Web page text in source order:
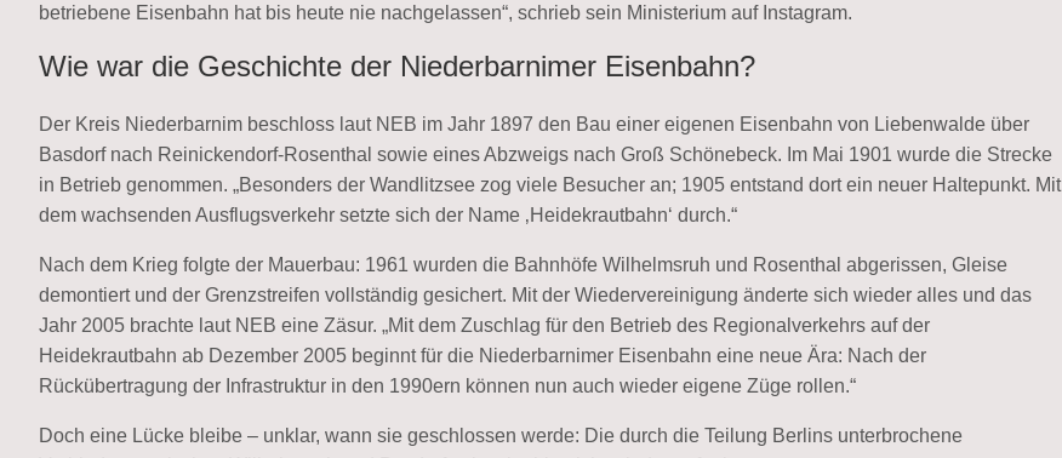
betriebene Eisenbahn hat bis heute nie nachgelassen“, schrieb sein Ministerium auf Instagram.
Wie war die Geschichte der Niederbarnimer Eisenbahn?
Der Kreis Niederbarnim beschloss laut NEB im Jahr 1897 den Bau einer eigenen Eisenbahn von Liebenwalde über
Basdorf nach Reinickendorf-Rosenthal sowie eines Abzweigs nach Groß Schönebeck. Im Mai 1901 wurde die Strecke
in Betrieb genommen. „Besonders der Wandlitzsee zog viele Besucher an; 1905 entstand dort ein neuer Haltepunkt. Mit
dem wachsenden Ausflugsverkehr setzte sich der Name ‚Heidekrautbahn‘ durch.“
Nach dem Krieg folgte der Mauerbau: 1961 wurden die Bahnhöfe Wilhelmsruh und Rosenthal abgerissen, Gleise
demontiert und der Grenzstreifen vollständig gesichert. Mit der Wiedervereinigung änderte sich wieder alles und das
Jahr 2005 brachte laut NEB eine Zäsur. „Mit dem Zuschlag für den Betrieb des Regionalverkehrs auf der
Heidekrautbahn ab Dezember 2005 beginnt für die Niederbarnimer Eisenbahn eine neue Ära: Nach der
Rückübertragung der Infrastruktur in den 1990ern können nun auch wieder eigene Züge rollen.“
Doch eine Lücke bleibe – unklar, wann sie geschlossen werde: Die durch die Teilung Berlins unterbrochene